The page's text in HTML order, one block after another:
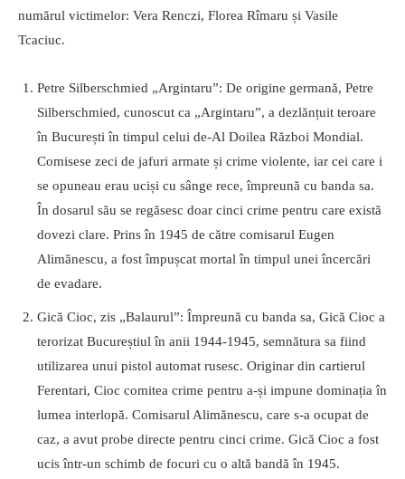
numărul victimelor: Vera Renczi, Florea Rîmaru și Vasile
Tcaciuc.
Petre Silberschmied „Argintaru”: De origine germană, Petre
Silberschmied, cunoscut ca „Argintaru”, a dezlănțuit teroare
în București în timpul celui de-Al Doilea Război Mondial.
Comisese zeci de jafuri armate și crime violente, iar cei care i
se opuneau erau uciși cu sânge rece, împreună cu banda sa.
În dosarul său se regăsesc doar cinci crime pentru care există
dovezi clare. Prins în 1945 de către comisarul Eugen
Alimănescu, a fost împușcat mortal în timpul unei încercări
de evadare.
Gică Cioc, zis „Balaurul”: Împreună cu banda sa, Gică Cioc a
terorizat Bucureștiul în anii 1944-1945, semnătura sa fiind
utilizarea unui pistol automat rusesc. Originar din cartierul
Ferentari, Cioc comitea crime pentru a-și impune dominația în
lumea interlopă. Comisarul Alimănescu, care s-a ocupat de
caz, a avut probe directe pentru cinci crime. Gică Cioc a fost
ucis într-un schimb de focuri cu o altă bandă în 1945.